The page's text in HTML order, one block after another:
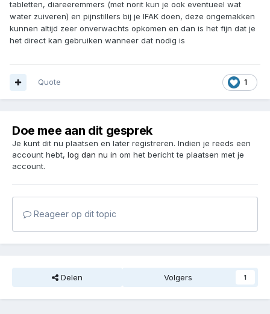
tabletten, diareeremmers (met norit kun je ook eventueel wat
water zuiveren) en pijnstillers bij je IFAK doen, deze ongemakken
kunnen altijd zeer onverwachts opkomen en dan is het fijn dat je
het direct kan gebruiken wanneer dat nodig is
1
Quote
Doe mee aan dit gesprek
Je kunt dit nu plaatsen en later registreren. Indien je reeds een
account hebt, log dan nu in om het bericht te plaatsen met je
account.
Reageer op dit topic
Delen Volgers 1